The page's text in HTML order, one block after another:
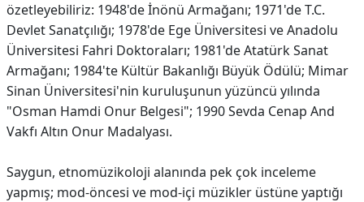
özetleyebiliriz: 1948'de İnönü Armağanı; 1971'de T.C.
Devlet Sanatçılığı; 1978'de Ege Üniversitesi ve Anadolu
Üniversitesi Fahri Doktoraları; 1981'de Atatürk Sanat
Armağanı; 1984'te Kültür Bakanlığı Büyük Ödülü; Mimar
Sinan Üniversitesi'nin kuruluşunun yüzüncü yılında
"Osman Hamdi Onur Belgesi"; 1990 Sevda Cenap And
Vakfı Altın Onur Madalyası.
Saygun, etnomüzikoloji alanında pek çok inceleme
yapmış; mod-öncesi ve mod-içi müzikler üstüne yaptığı